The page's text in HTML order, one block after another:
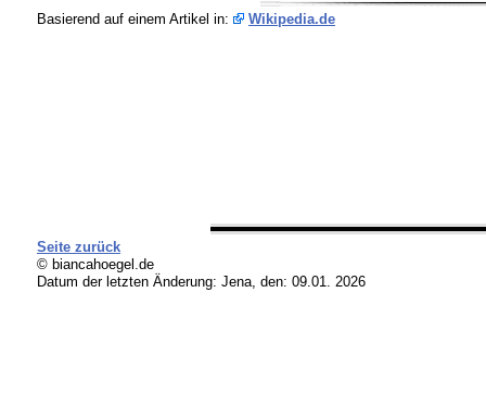
Basierend auf einem Artikel in: Wikipedia.de
Seite zurück
© biancahoegel.de
Datum der letzten Änderung: Jena, den: 09.01. 2026